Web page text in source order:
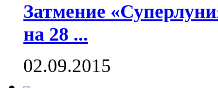
Затмение
на 28 ...
02.09.2015